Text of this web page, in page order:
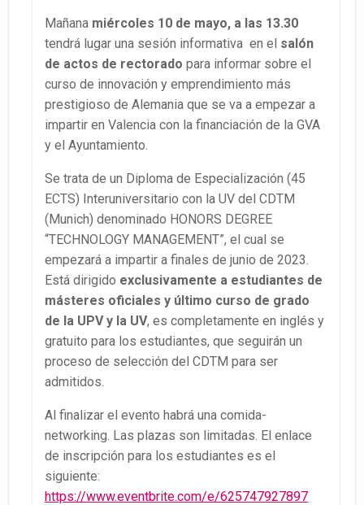
Mañana miércoles 10 de mayo, a las 13.30
tendrá lugar una sesión informativa en el salón
de actos de rectorado para informar sobre el
curso de innovación y emprendimiento más
prestigioso de Alemania que se va a empezar a
impartir en Valencia con la financiación de la GVA
y el Ayuntamiento.
Se trata de un Diploma de Especialización (45
ECTS) Interuniversitario con la UV del CDTM
(Munich) denominado HONORS DEGREE
“TECHNOLOGY MANAGEMENT”, el cual se
empezará a impartir a finales de junio de 2023.
Está dirigido exclusivamente a estudiantes de
másteres oficiales y último curso de grado
de la UPV y la UV, es completamente en inglés y
gratuito para los estudiantes, que seguirán un
proceso de selección del CDTM para ser
admitidos.
Al finalizar el evento habrá una comida-
networking. Las plazas son limitadas. El enlace
de inscripción para los estudiantes es el
siguiente:
https://www.eventbrite.com/e/625747927897